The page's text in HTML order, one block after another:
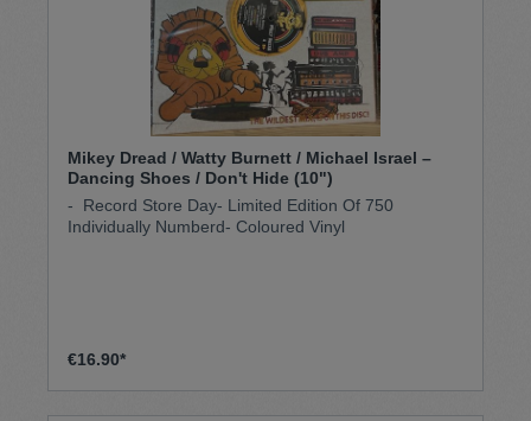
Mikey Dread / Watty Burnett / Michael Israel –
Dancing Shoes / Don't Hide (10")
- Record Store Day- Limited Edition Of 750
Individually Numberd- Coloured Vinyl
€16.90*